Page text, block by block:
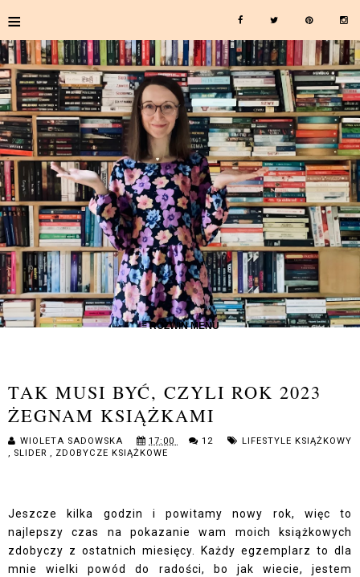
≡
≡ ROZWIŃ MENU
TAK MUSI BYĆ, CZYLI ROK 2023
ŻEGNAM KSIĄŻKAMI
WIOLETA SADOWSKA 17:00 12
LIFESTYLE KSIĄŻKOWY
, SLIDER , ZDOBYCZE KSIĄŻKOWE
Jeszcze kilka godzin i powitamy nowy rok, więc to
najlepszy czas na pokazanie wam moich książkowych
zdobyczy z ostatnich miesięcy. Każdy egzemplarz to dla
mnie wielki powód do radości, bo jak wiecie, jestem